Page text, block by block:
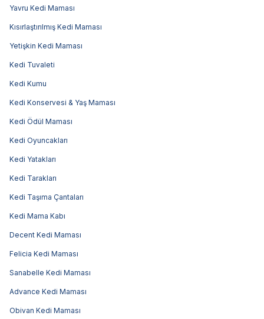
Yavru Kedi Maması
Kısırlaştırılmış Kedi Maması
Yetişkin Kedi Maması
Kedi Tuvaleti
Kedi Kumu
Kedi Konservesi & Yaş Maması
Kedi Ödül Maması
Kedi Oyuncakları
Kedi Yatakları
Kedi Tarakları
Kedi Taşıma Çantaları
Kedi Mama Kabı
Decent Kedi Maması
Felicia Kedi Maması
Sanabelle Kedi Maması
Advance Kedi Maması
Obivan Kedi Maması